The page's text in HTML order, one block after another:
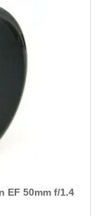
EF 50mm f/1.4